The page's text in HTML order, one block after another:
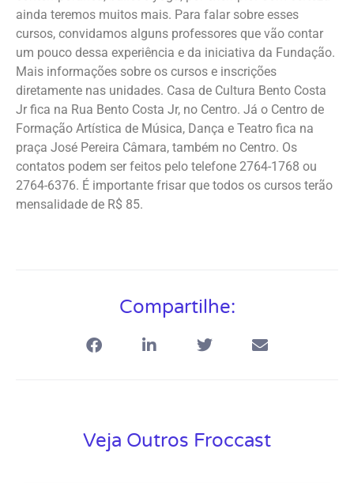
ainda teremos muitos mais. Para falar sobre esses
cursos, convidamos alguns professores que vão contar
um pouco dessa experiência e da iniciativa da Fundação.
Mais informações sobre os cursos e inscrições
diretamente nas unidades. Casa de Cultura Bento Costa
Jr fica na Rua Bento Costa Jr, no Centro. Já o Centro de
Formação Artística de Música, Dança e Teatro fica na
praça José Pereira Câmara, também no Centro. Os
contatos podem ser feitos pelo telefone 2764-1768 ou
2764-6376. É importante frisar que todos os cursos terão
mensalidade de R$ 85.
Compartilhe:
Veja Outros Froccast